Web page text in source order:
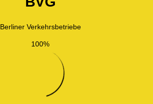
Berliner Verkehrsbetriebe
100%